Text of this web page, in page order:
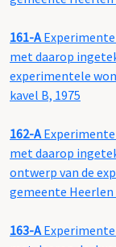
161-A
met daarop
experimentele
kavel B, 1975
162-A
met daarop
ontwerp van de
gemeente Heerlen
163-A